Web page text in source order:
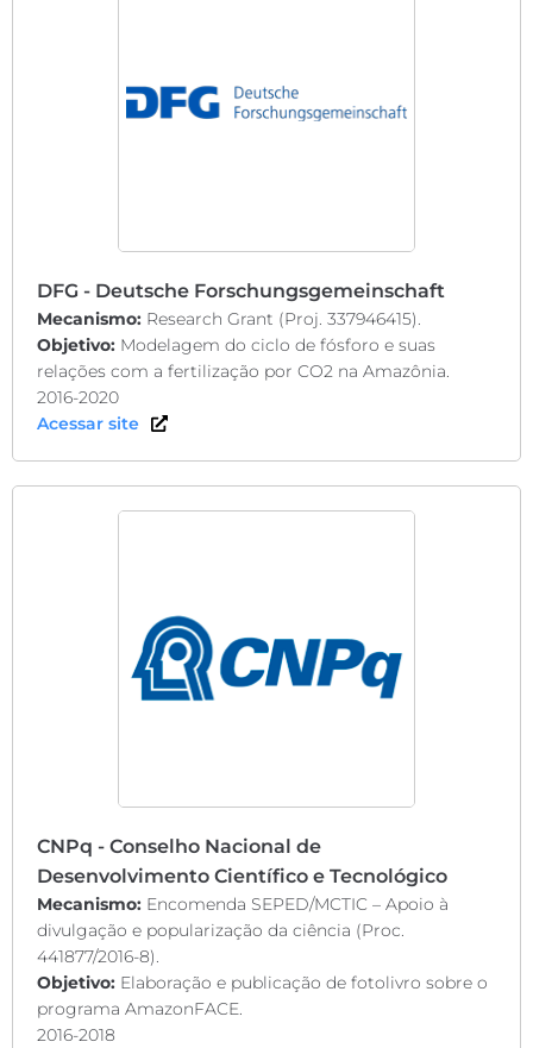
DFG - Deutsche Forschungsgemeinschaft
Mecanismo: Research Grant (Proj. 337946415).
Objetivo: Modelagem do ciclo de fósforo e suas
relações com a fertilização por CO2 na Amazônia.
2016-2020
Acessar site
CNPq - Conselho Nacional de
Desenvolvimento Científico e Tecnológico
Mecanismo: Encomenda SEPED/MCTIC – Apoio à
divulgação e popularização da ciência (Proc.
441877/2016-8).
Objetivo: Elaboração e publicação de fotolivro sobre o
programa AmazonFACE.
2016-2018